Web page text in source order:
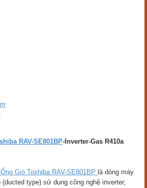
RAV-SE801BP-Inverter-Gas R410a
Gió Toshiba RAV-SE801BP là dòng máy
(ducted type) sử dụng công nghệ inverter,